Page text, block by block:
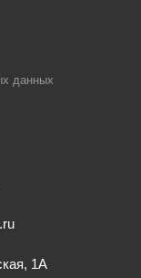
данных
1А